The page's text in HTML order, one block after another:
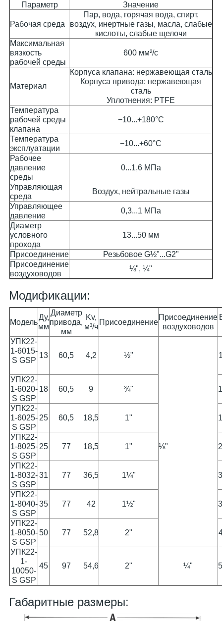
Параметр Значение
Рабочая среда
Пар, вода, горячая вода, спирт,
воздух, инертные газы, масла, слабые
кислоты, слабые щелочи
Максимальная
вязкость
рабочей среды
600 мм²/с
Материал
Корпуса клапана: нержавеющая сталь
Корпуса привода: нержавеющая
сталь
Уплотнения: PTFE
Температура
рабочей среды
клапана
−10...+180°C
Температура
эксплуатации
−10...+60°C
Рабочее
давление
среды
0...1,6 МПа
Управляющая
среда
Воздух, нейтральные газы
Управляющее
давление
0,3...1 МПа
Диаметр
условного
прохода
13...50 мм
Присоединение
Резьбовое G½"...G2"
Присоединение
воздуховодов
⅛", ¼"
Модификации:
Модель
Ду,
мм
Диаметр
привода,
мм
Kv,
м³/ч
Присоединение
Присоединение
воздуховодов
УПК22-
1-6015-
S GSP
13 60,5 4,2 ½"
⅛"
УПК22-
1-6020-
S GSP
18 60,5 9 ¾"
УПК22-
1-6025-
S GSP
25 60,5 18,5 1"
УПК22-
1-8025-
S GSP
25 77 18,5 1"
УПК22-
1-8032-
S GSP
31 77 36,5 1¼"
УПК22-
1-8040-
S GSP
35 77 42 1½"
УПК22-
1-8050-
S GSP
50 77 52,8 2"
УПК22-
1-
10050-
S GSP
45 97 54,6 2" ¼"
Габаритные размеры: